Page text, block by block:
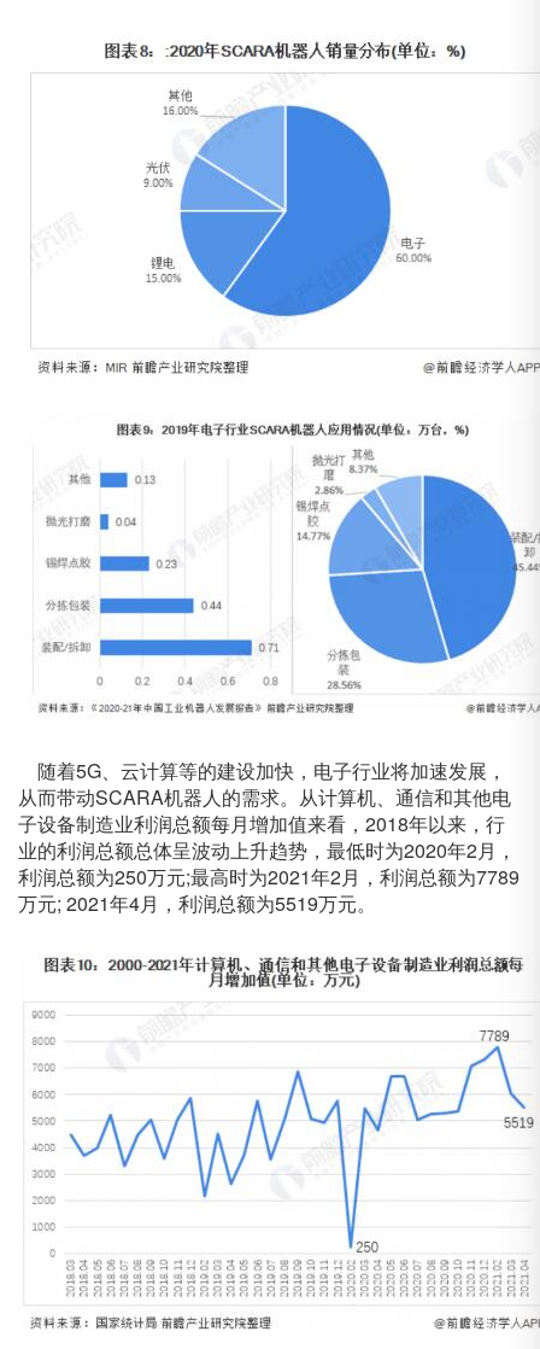
随着5G、云计算等的建设加快，电子行业将加速发展，
从而带动SCARA机器人的需求。从计算机、通信和其他电
子设备制造业利润总额每月增加值来看，2018年以来，行
业的利润总额总体呈波动上升趋势，最低时为2020年2月，
利润总额为250万元;最高时为2021年2月，利润总额为7789
万元; 2021年4月，利润总额为5519万元。